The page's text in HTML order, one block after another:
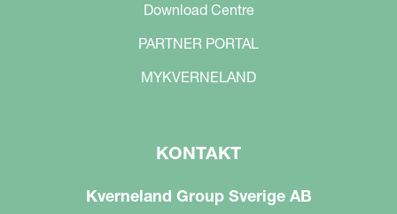
Download Centre
PARTNER PORTAL
MYKVERNELAND
KONTAKT
Kverneland Group Sverige AB